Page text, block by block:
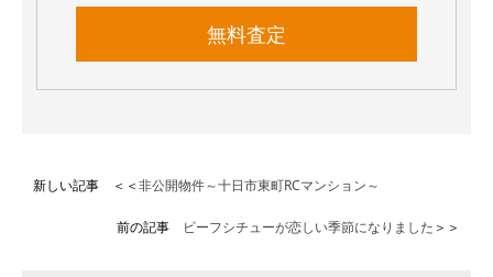
無料査定
新しい記事 ＜＜非公開物件～十日市東町RCマンション～
前の記事 ビーフシチューが恋しい季節になりました ＞＞